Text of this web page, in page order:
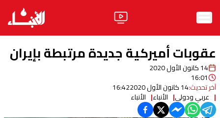
الأخبار
آراء
فيديو
عقوبات أميركية جديدة مرتبطة بإيران
14 كانون الأول 2020
16:01
آخر تحديث:14 كانون الأول 2020 16:42
عربي ودولي الأنباء الأنباء